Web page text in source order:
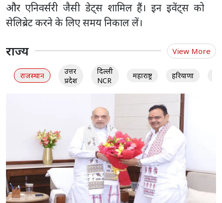
और एनिवर्सरी जैसी डेट्स शामिल हैं। इन इवेंट्स को
सेलिब्रेट करने के लिए समय निकाल लें।
राज्य View More
राजस्थान
उत्तर
प्रदेश
दिल्ली
NCR
महाराष्ट्र हरियाणा